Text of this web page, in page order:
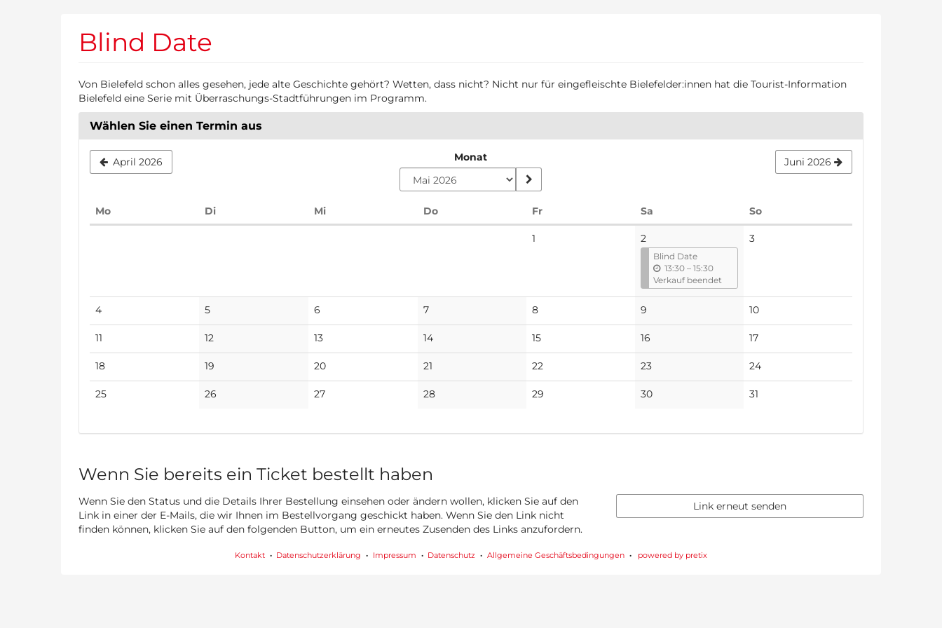
Blind Date
Von Bielefeld schon alles gesehen, jede alte Geschichte gehört? Wetten, dass nicht? Nicht nur für eingefleischte Bielefelder:innen hat die Tourist-Information
Bielefeld eine Serie mit Überraschungs-Stadtführungen im Programm.
Wählen Sie einen Termin aus
April 2026 Monat Juni 2026
MoMontag DiDienstag MiMittwoch DoDonnerstag FrFreitag Sa SoSonntag
1 2
Blind Date
13:30 –b
i
s
15:30
Verkauf beendet
3Keine
4Keine
Veranstaltungen
5Keine
Veranstaltungen
6
Veranstaltungen
7Keine
Veranstaltungen
8Keine
Veranstaltungen
9
Veranstaltungen
10Keine
Veranstaltungen
11
Veranstaltungen
12
Veranstaltungen
13Keine
Veranstaltungen
14Keine
Veranstaltungen
15Keine
Veranstaltungen
16
Veranstaltungen
17Keine
Veranstaltungen
18Keine
Veranstaltungen
19
Veranstaltungen
20Keine
Veranstaltungen
21
Veranstaltungen
22
Veranstaltungen
23Keine
Veranstaltungen
24Keine
Veranstaltungen
25Keine
26 27Keine
28Keine
29 30Keine
31
Wenn Sie bereits ein Ticket bestellt haben
Wenn Sie den Status und die Details Ihrer Bestellung einsehen oder ändern wollen, klicken Sie auf den
Link in einer der E-Mails, die wir Ihnen im Bestellvorgang geschickt haben. Wenn Sie den Link nicht
finden können, klicken Sie auf den folgenden Button, um ein erneutes Zusenden des Links anzufordern.
Link erneut senden
Kontakt Datenschutzerklärung Impressum Datenschutz Allgemeine Geschäftsbedingungen powered by pretix